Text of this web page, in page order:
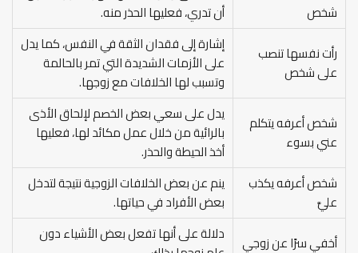
شخص
أن تدري، فعليها الحذر منه.
رأت نفسها تنصب
على شخص
إشارة إلى فقدان الثقة في النفس، كما يدل
على الأزمات الشديدة التي تمر بالحالمة
وتسبب لها الخلافات مع زوجها.
شخص أعرفه يتكلم
عني بسوء
يدل على سعي بعض الخصم لإلحاق الأذى
بالرائية من خلال عمل مكائد لها، فعليها
أخذ الحيطة والحذر.
شخص أعرفه يكذب
عليَّ
ينم عن بعض الخلافات الزوجية نتيجة لتدخل
بعض الأفراد في حياتها.
أخفي سرًا عن زوجي
دلالة على أنها تفعل بعض الأشياء دون